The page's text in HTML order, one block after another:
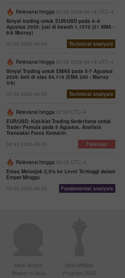
Relevansi hingga 01:00 2026-08-18 UTC--4
Sinyal trading untuk EUR/USD pada 4–6
Agustus 2026: jual di bawah 1,1570 (21 SMA -
6/8 Murray)
07:06 2026-08-04
Technical analysis
Relevansi hingga 01:00 2026-08-19 UTC--4
Sinyal Trading untuk EMAS pada 5-7 Agustus
2026: beli di atas $4.116 (EMA 200 - Murray
3/8)
07:48 2026-08-05
Technical analysis
Relevansi hingga 02:00 UTC--4
EUR/USD: Kiat-kiat Trading Sederhana untuk
Trader Pemula pada 5 Agustus. Analisis
Transaksi Forex Kemarin
08:43 2026-08-05
Forecast
Relevansi hingga 03:00 UTC--4
Emas Melonjak 2,5% ke Level Tertinggi dalam
Empat Minggu
09:24 2026-08-05
Fundamental analysis
Most Active
Broker in Asia
Best Affiliate
Program 2020